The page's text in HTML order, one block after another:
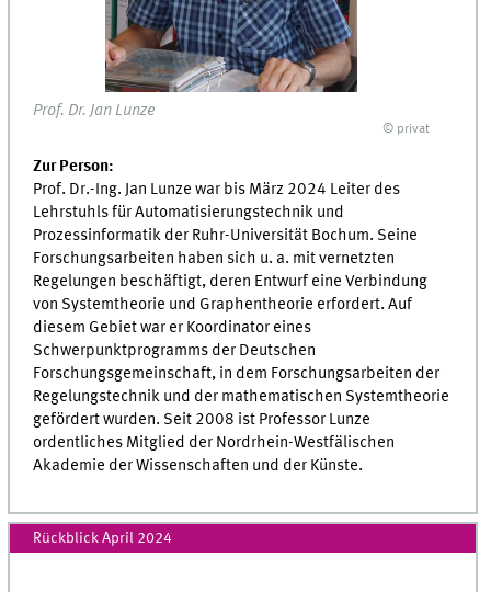
Prof. Dr. Jan Lunze
© privat
Zur Person:
Prof. Dr.-Ing. Jan Lunze war bis März 2024 Leiter des
Lehrstuhls für Automatisierungstechnik und
Prozessinformatik der Ruhr-Universität Bochum. Seine
Forschungsarbeiten haben sich u. a. mit vernetzten
Regelungen beschäftigt, deren Entwurf eine Verbindung
von Systemtheorie und Graphentheorie erfordert. Auf
diesem Gebiet war er Koordinator eines
Schwerpunktprogramms der Deutschen
Forschungsgemeinschaft, in dem Forschungsarbeiten der
Regelungstechnik und der mathematischen Systemtheorie
gefördert wurden. Seit 2008 ist Professor Lunze
ordentliches Mitglied der Nordrhein-Westfälischen
Akademie der Wissenschaften und der Künste.
Rückblick April 2024